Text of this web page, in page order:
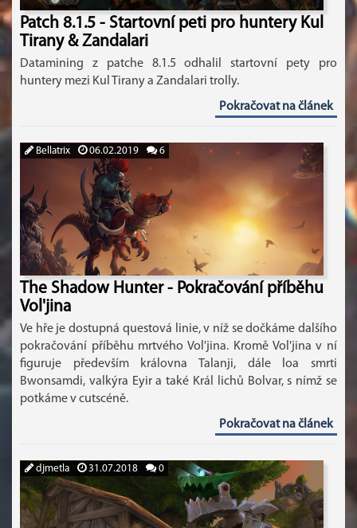
Patch 8.1.5 - Startovní peti pro huntery Kul
Tirany & Zandalari
Datamining z patche 8.1.5 odhalil startovní pety pro
huntery mezi Kul Tirany a Zandalari trolly.
Pokračovat na článek
Bellatrix 06.02.2019 6
The Shadow Hunter - Pokračování příběhu
Vol'jina
Ve hře je dostupná questová linie, v níž se dočkáme dalšího
pokračování příběhu mrtvého Vol'jina. Kromě Vol'jina v ní
figuruje především královna Talanji, dále loa smrti
Bwonsamdi, valkýra Eyir a také Král lichů Bolvar, s nímž se
potkáme v cutscéně.
Pokračovat na článek
djmetla 31.07.2018 0